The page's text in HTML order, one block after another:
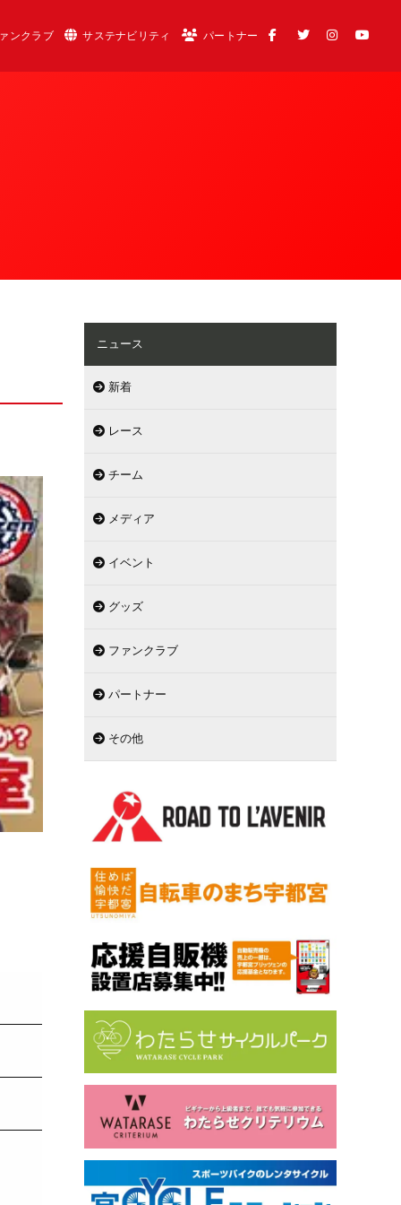
ンクラブ サステナビリティ パートナー
ニュース
新着
レース
チーム
メディア
イベント
グッズ
ファンクラブ
パートナー
その他